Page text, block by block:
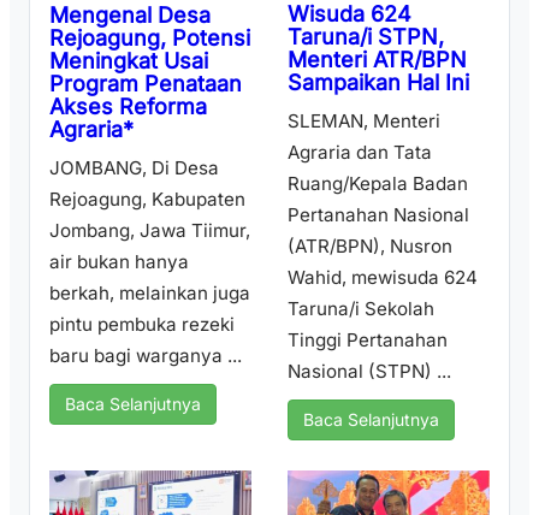
Mengenal Desa
Rejoagung, Potensi
Meningkat Usai
Program Penataan
Akses Reforma
Agraria*
JOMBANG, Di Desa
Rejoagung, Kabupaten
Jombang, Jawa Tiimur,
air bukan hanya
berkah, melainkan juga
pintu pembuka rezeki
baru bagi warganya ...
Baca Selanjutnya
Wisuda 624
Taruna/i STPN,
Menteri ATR/BPN
Sampaikan Hal Ini
SLEMAN, Menteri
Agraria dan Tata
Ruang/Kepala Badan
Pertanahan Nasional
(ATR/BPN), Nusron
Wahid, mewisuda 624
Taruna/i Sekolah
Tinggi Pertanahan
Nasional (STPN) ...
Baca Selanjutnya